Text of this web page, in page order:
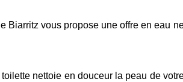
Biarritz vous propose une offre en eau
toilette nettoie en douceur la peau de